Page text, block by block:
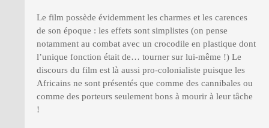
Le film possède évidemment les charmes et les carences
de son époque : les effets sont simplistes (on pense
notamment au combat avec un crocodile en plastique dont
l’unique fonction était de… tourner sur lui-même !) Le
discours du film est là aussi pro-colonialiste puisque les
Africains ne sont présentés que comme des cannibales ou
comme des porteurs seulement bons à mourir à leur tâche
!